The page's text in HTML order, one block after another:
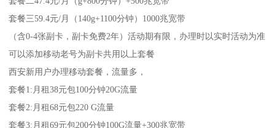
套餐三59.4元/月（140g+1100分钟）1000兆宽带
（含0-4张副卡，副卡免费2年）活动期有限，办理时以实时活动为准
可以添加移动老号为副卡共用以上套餐
西安新用户办理移动套餐，流量多，
套餐1:月租38元包100分钟20G流量
套餐2:月租68元包220 G流量
套餐3:月租69元包200分钟100G流量+300兆宽带